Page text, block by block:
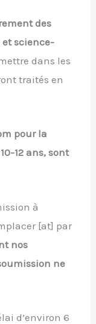
des
science-
dans les
traités en
pour la
12 ans, sont
à
[at] par
nos
ne
d’environ 6